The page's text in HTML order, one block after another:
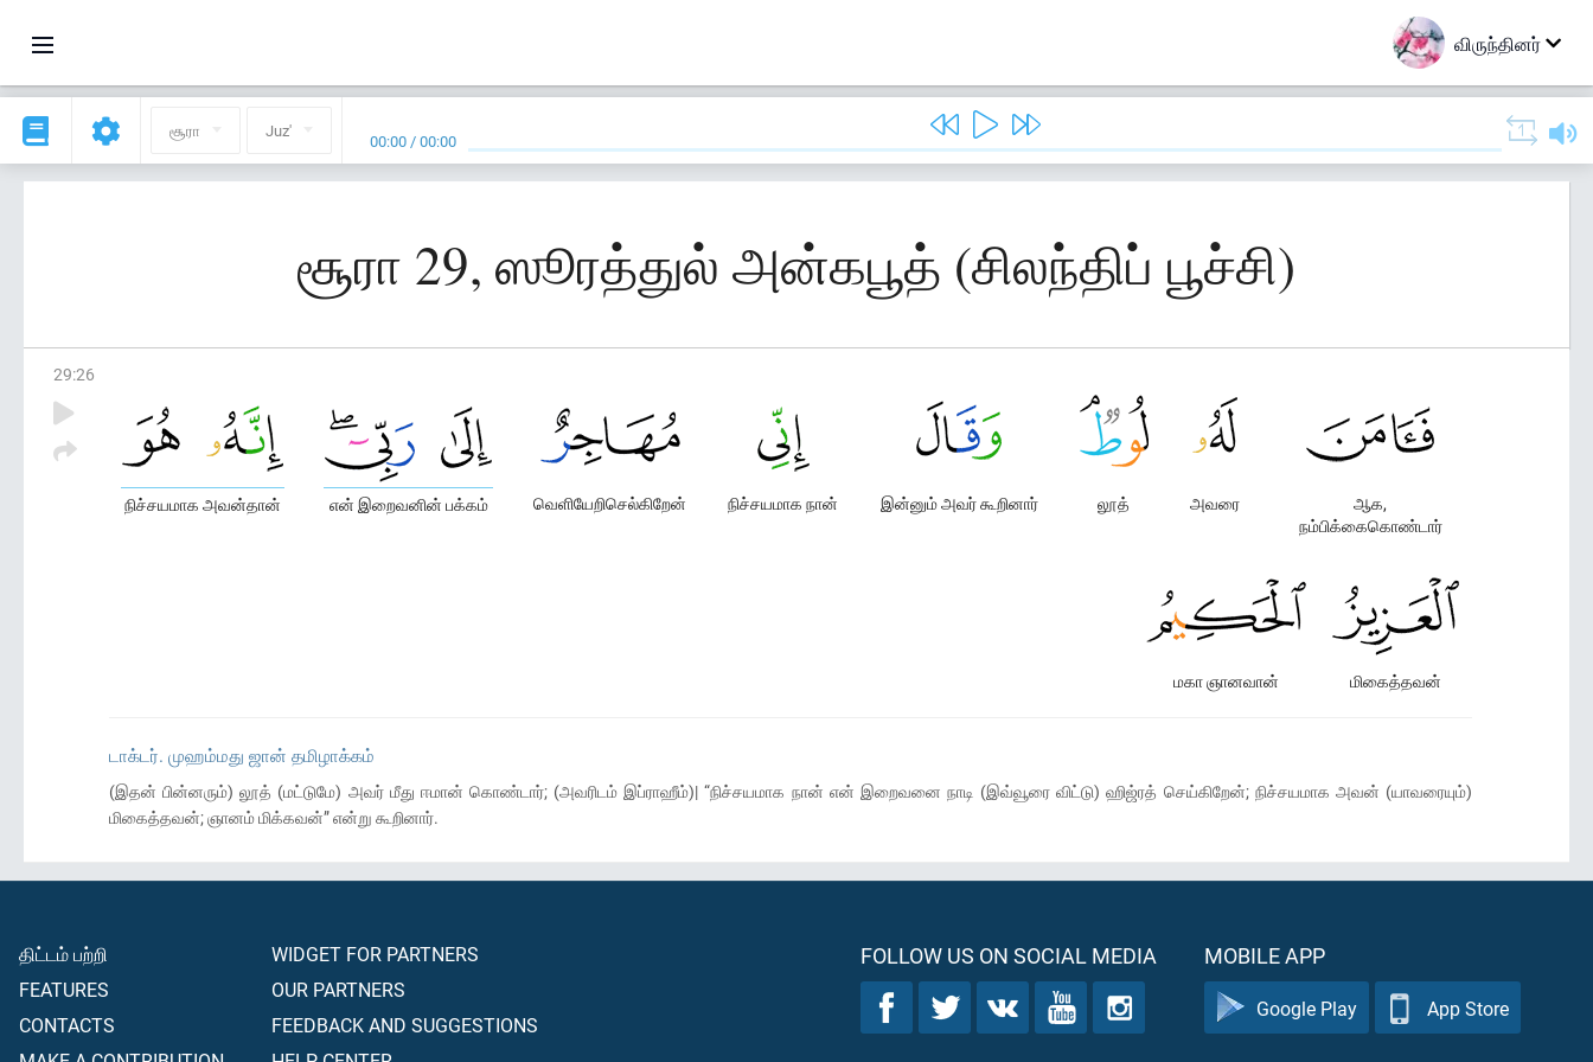
விருந்தினர்
சூரா Juz' 00:00 /00:00
சூரா 29, ஸூரத்துல் அன்கபூத் (சிலந்திப் பூச்சி)
29:26
ஆக,
நம்பிக்கைகொண்டார்
அவரை
லூத்
இன்னும் அவர் கூறினார்
நிச்சயமாக நான்
வெளியேறிசெல்கிறேன்
என் இறைவனின் பக்கம்
நிச்சயமாக அவன்தான்
மிகைத்தவன்
மகா ஞானவான்
டாக்டர். முஹம்மது ஜான் தமிழாக்கம்
(இதன் பின்னரும்) லூத் (மட்டுமே) அவர் மீது ஈமான் கொண்டார்; (அவரிடம் இப்ராஹீம்)| “நிச்சயமாக நான் என் இறைவனை நாடி (இவ்வூரை விட்டு) ஹிஜ்ரத் செய்கிறேன்; நிச்சயமாக அவன் (யாவரையும்)
மிகைத்தவன்; ஞானம் மிக்கவன்” என்று கூறினார்.
திட்டம் பற்றி
FEATURES
CONTACTS
WIDGET FOR PARTNERS
OUR PARTNERS
FEEDBACK AND SUGGESTIONS
FOLLOW US ON SOCIAL MEDIA MOBILE APP
Google Play App Store